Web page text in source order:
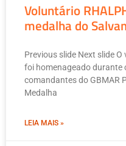
Voluntário
medalha do
Previous slide Next slide O
foi homenageado durante
comandantes do GBMAR
Medalha
LEIA MAIS »